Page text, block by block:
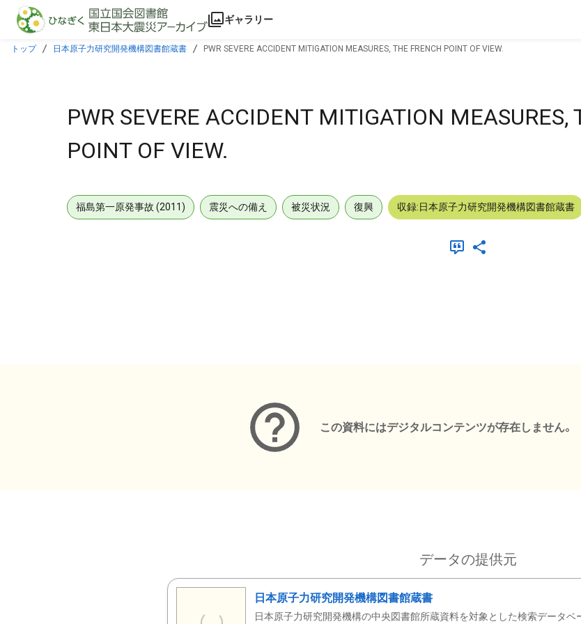
本文に飛ぶ
ギャラリー
トップ 日本原子力研究開発機構図書館蔵書 PWR SEVERE ACCIDENT MITIGATION MEASURES, THE FRENCH POINT OF VIEW.
PWR SEVERE ACCIDENT MITIGATION MEASURES,
POINT OF VIEW.
福島第一原発事故 (2011) 震災への備え 被災状況 復興 収録:日本原子力研究開発機構図書館蔵書
この資料にはデジタルコンテンツが存在しません。
データの提供元
日本原子力研究開発機構図書館蔵書
日本原子力研究開発機構の中央図書館所蔵資料を対象とした検索データベ